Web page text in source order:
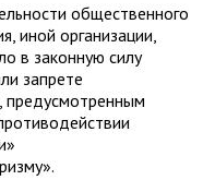
общественного
иной организации,
в законную силу
запрете
предусмотренным